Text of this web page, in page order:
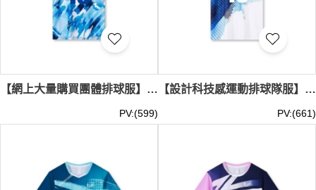
【網上大量購買團體排球服】｜耐洗滌不褪色｜客製化LOGO｜精緻包邊領口｜現貨主推｜排球服供應商 SKTAFC051-FC302
PV:(599)
【設計科技感運動排球隊服】｜不規則像素圖案｜右下留白拼接｜熱轉印LOGO｜現貨主推｜排球服專門店 SKTAFC050-FC303
PV:(661)